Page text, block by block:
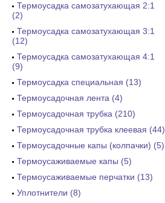
Термоусадка самозатухающая 2:1
(2)
Термоусадка самозатухающая 3:1
(12)
Термоусадка самозатухающая 4:1
(9)
Термоусадка специальная (13)
Термоусадочная лента (4)
Термоусадочная трубка (210)
Термоусадочная трубка клеевая (44)
Термоусадочные капы (колпачки) (5)
Термоусаживаемые капы (5)
Термоусаживаемые перчатки (13)
Уплотнители (8)